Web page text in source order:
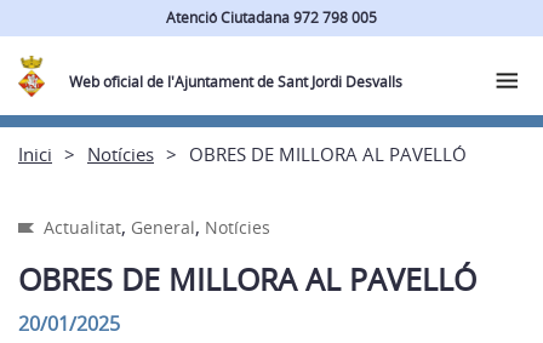
Atenció Ciutadana 972 798 005
Web oficial de l'Ajuntament de Sant Jordi Desvalls
Inici Notícies OBRES DE MILLORA AL PAVELLÓ
Actualitat, General, Notícies
OBRES DE MILLORA AL PAVELLÓ
20/01/2025